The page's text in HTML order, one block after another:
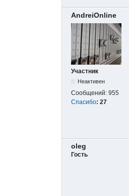
AndreiOnline
Участник
Неактивен
Сообщений: 955
Спасибо: 27
oleg
Гость